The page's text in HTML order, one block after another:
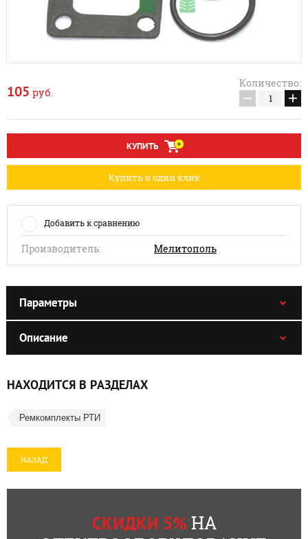
105 руб.
Количество:
− +
КУПИТЬ
Купить в один клик
Добавить к сравнению
Производитель: Мелитополь
Параметры
Описание
НАХОДИТСЯ В РАЗДЕЛАХ
Ремкомплекты РТИ
НАЗАД
СКИДКИ 5%НА